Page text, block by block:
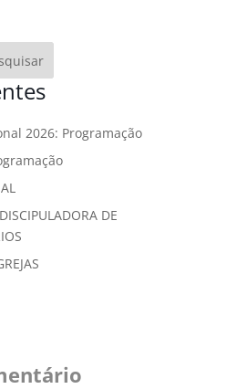
2026: Programação
DE